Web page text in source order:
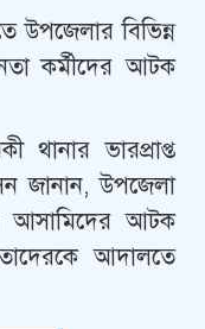
উপজেলার বিভিন্ন
কর্মীদের আটক
থানার ভারপ্রাপ্ত
জানান, উপজেলা
আসামিদের আটক
আদালতে